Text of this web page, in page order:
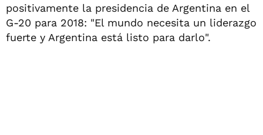
positivamente la presidencia de Argentina en el
G-20 para 2018: "El mundo necesita un liderazgo
fuerte y Argentina está listo para darlo".